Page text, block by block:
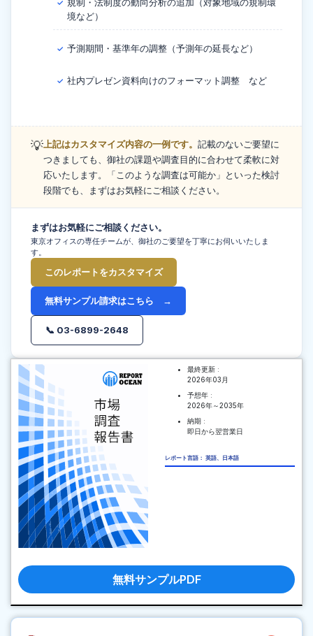
✓ 規制・法制度の動向分析の追加（対象地域の規制環
境など）
✓ 予測期間・基準年の調整（予測年の延長など）
✓ 社内プレゼン資料向けのフォーマット調整 など
💡上記はカスタマイズ内容の一例です。 記載のないご要望に
つきましても、御社の課題や調査目的に合わせて柔軟に対
応いたします。「このような調査は可能か」といった検討
段階でも、まずはお気軽にご相談ください。
まずはお気軽にご相談ください。
東京オフィスの専任チームが、御社のご要望を丁寧にお伺いいたしま
す。
このレポートをカスタマイズ
無料サンプル請求はこちら →
📞 03-6899-2648
最終更新 :
2026年03月
予想年 :
2026年～2035年
納期 :
即日から翌営業日
レポート言語： 英語、日本語
無料サンプルPDF